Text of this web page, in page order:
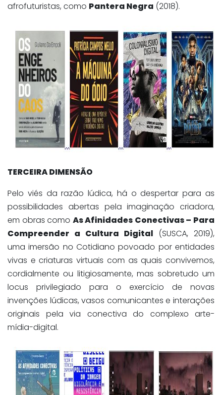
afrofuturistas, como Pantera Negra (2018).
TERCEIRA DIMENSÃO
Pelo viés da razão lúdica, há o despertar para as
possibilidades abertas pela imaginação criadora,
em obras como As Afinidades Conectivas – Para
Compreender a Cultura Digital (SUSCA, 2019),
uma imersão no Cotidiano povoado por entidades
vivas e criaturas virtuais com as quais convivemos,
cordialmente ou litigiosamente, mas sobretudo um
locus privilegiado para o exercício de novas
invenções lúdicas, vasos comunicantes e interações
originais pela via conectiva do complexo arte-
mídia-digital.